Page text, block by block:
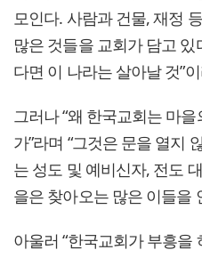
모인다. 사람과 건물, 재정
많은 것들을 교회가 담고
다면 이 나라는 살아날 것”
그러나 “왜 한국교회는 마
가”라며 “그것은 문을 열지
는 성도 및 예비신자, 전도
을은 찾아오는 많은 이들을
아울러 “한국교회가 부흥을